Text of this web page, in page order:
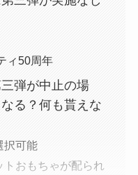
ィ50周年
弾が中止の場
る？何も貰えな
択可能
トおもちゃが配られ